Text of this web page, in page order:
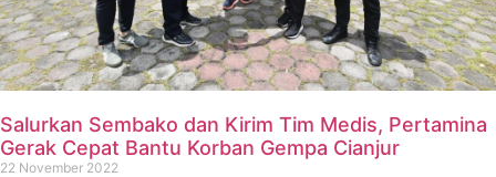
Salurkan Sembako dan Kirim Tim Medis, Pertamina
Gerak Cepat Bantu Korban Gempa Cianjur
22 November 2022